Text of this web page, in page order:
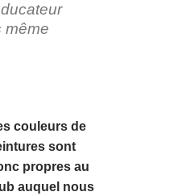
même
couleurs de
sont
propres au
auquel nous